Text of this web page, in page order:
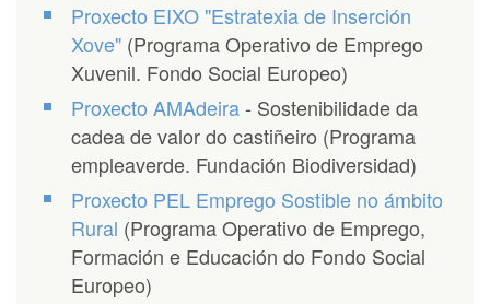
Proxecto EIXO "Estratexia de Inserción
Xove" (Programa Operativo de Emprego
Xuvenil. Fondo Social Europeo)
Proxecto AMAdeira- Sostenibilidade da
cadea de valor do castiñeiro (Programa
empleaverde. Fundación Biodiversidad)
Proxecto PEL Emprego Sostible no ámbito
Rural (Programa Operativo de Emprego,
Formación e Educación do Fondo Social
Europeo)